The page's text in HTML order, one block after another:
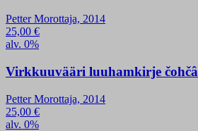
Petter Morottaja, 2014
25,00 €
alv. 0%
Virkkuuvääri luuhamkirje čohčâ
Petter Morottaja, 2014
25,00 €
alv. 0%